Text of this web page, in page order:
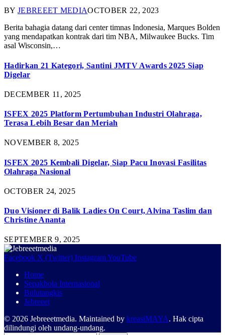
BY JEBREEET MEDIAOCTOBER 22, 2023
Berita bahagia datang dari center timnas Indonesia, Marques Bolden
yang mendapatkan kontrak dari tim NBA, Milwaukee Bucks. Tim
asal Wisconsin,…
Hadirkan 21 Kategori, Santini JMTV Awards 2025 Siap
Digelar
DECEMBER 11, 2025
ISFEX 2025 Platform Pertumbuhan Industri Olahraga,
Terasa Lebih Besar dan Meriah
NOVEMBER 8, 2025
ISFEX 2025 Kembali Digelar, Siap Pacu Inovasi Fasilitas
Olahraga Nasional
OCTOBER 24, 2025
Duo Visioner di Balik Ladies On Court, Alvina Taslim dan
Christine Ananta
SEPTEMBER 9, 2025
Facebook X (Twitter) InstagramYouTube
Home
Sepakbola Internasional
Bulutangkis
Jebreeet
© 2026 Jebreeetmedia. Maintained by kreasiMAYA. Hak cipta
dilindungi oleh undang-undang.